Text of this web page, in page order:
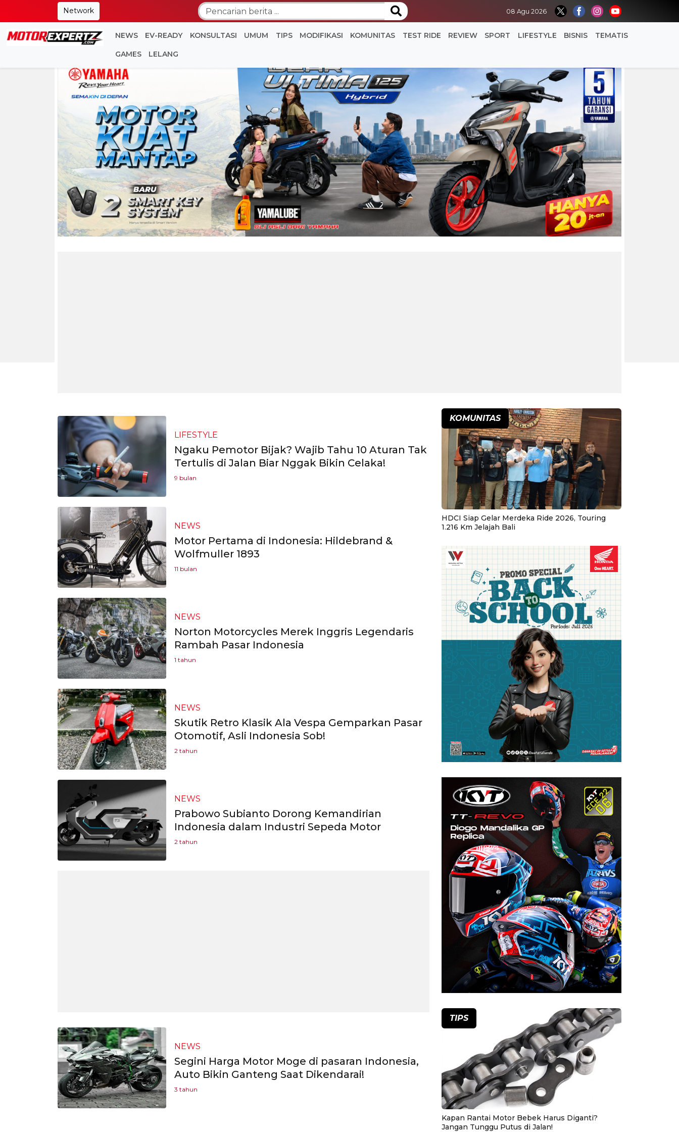
Network 08 Agu 2026
NEWS EV-READY KONSULTASI UMUM TIPS MODIFIKASI KOMUNITAS TEST RIDE REVIEW SPORT LIFESTYLE BISNIS TEMATIS
GAMES LELANG
LIFESTYLE
Ngaku Pemotor Bijak? Wajib Tahu 10 Aturan Tak
Tertulis di Jalan Biar Nggak Bikin Celaka!
9 bulan
NEWS
Motor Pertama di Indonesia: Hildebrand &
Wolfmuller 1893
11 bulan
NEWS
Norton Motorcycles Merek Inggris Legendaris
Rambah Pasar Indonesia
1 tahun
NEWS
Skutik Retro Klasik Ala Vespa Gemparkan Pasar
Otomotif, Asli Indonesia Sob!
2 tahun
NEWS
Prabowo Subianto Dorong Kemandirian
Indonesia dalam Industri Sepeda Motor
2 tahun
NEWS
Segini Harga Motor Moge di pasaran Indonesia,
Auto Bikin Ganteng Saat Dikendarai!
3 tahun
KOMUNITAS
HDCI Siap Gelar Merdeka Ride 2026, Touring
1.216 Km Jelajah Bali
TIPS
Kapan Rantai Motor Bebek Harus Diganti?
Jangan Tunggu Putus di Jalan!